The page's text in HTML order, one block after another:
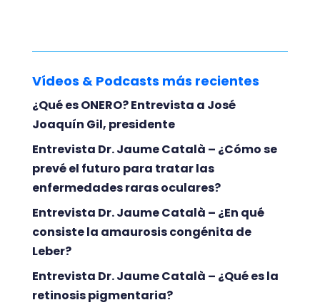
Vídeos & Podcasts más recientes
¿Qué es ONERO? Entrevista a José
Joaquín Gil, presidente
Entrevista Dr. Jaume Català – ¿Cómo se
prevé el futuro para tratar las
enfermedades raras oculares?
Entrevista Dr. Jaume Català – ¿En qué
consiste la amaurosis congénita de
Leber?
Entrevista Dr. Jaume Català – ¿Qué es la
retinosis pigmentaria?